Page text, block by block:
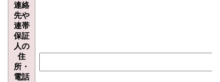
連絡
先や
連帯
保証
人の
住
所・
電話